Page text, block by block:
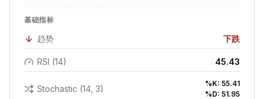
基础指标
趋势 下跌
RSI (14) 45.43
Stochastic (14, 3)
%K: 55.41
%D: 51.95